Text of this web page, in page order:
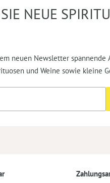
NEUE
neuen Newsletter spannende
und Weine sowie kleine